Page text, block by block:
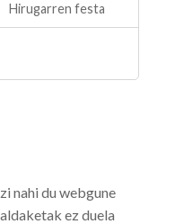
Hirugarren festa
nahi du webgune
ez duela